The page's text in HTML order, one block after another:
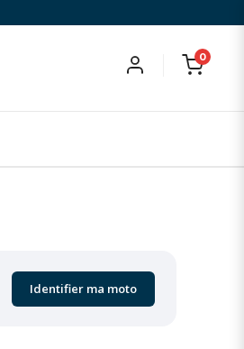
0
Identifier ma moto